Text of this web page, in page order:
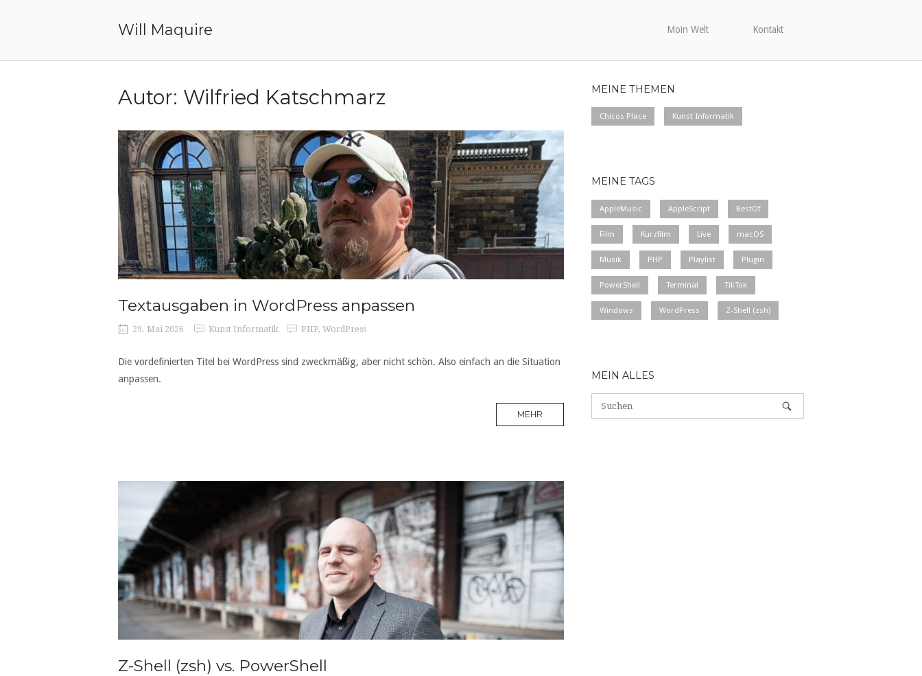
Will Maquire Moin Welt Kontakt
Autor: Wilfried Katschmarz
Textausgaben in WordPress anpassen
29. Mai 2026 Kunst Informatik PHP, WordPress
Die vordefinierten Titel bei WordPress sind zweckmäßig, aber nicht schön. Also einfach an die Situation
anpassen.
MEHR
Z-Shell (zsh) vs. PowerShell
MEINE THEMEN
Chicos Place Kunst Informatik
MEINE TAGS
AppleMusic AppleScript BestOf
Film Kurzfilm Live macOS
Musik PHP Playlist Plugin
PowerShell Terminal TikTok
Windows WordPress Z-Shell (zsh)
MEIN ALLES